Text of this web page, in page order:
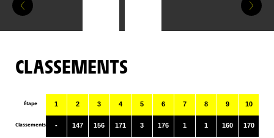
CLASSEMENTS
Étape
Classements
1
-
2
147
3
156
4
171
5
3
6
176
7
1
8
1
9
160
10
170